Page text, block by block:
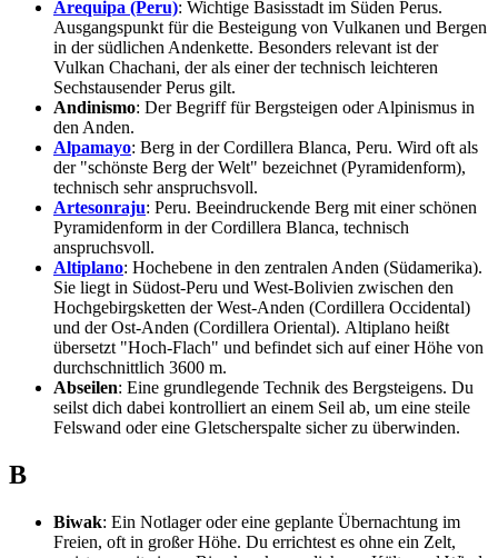
Arequipa (Peru): Wichtige Basisstadt im Süden Perus.
Ausgangspunkt für die Besteigung von Vulkanen und Bergen
in der südlichen Andenkette. Besonders relevant ist der
Vulkan Chachani, der als einer der technisch leichteren
Sechstausender Perus gilt.
Andinismo: Der Begriff für Bergsteigen oder Alpinismus in
den Anden.
Alpamayo: Berg in der Cordillera Blanca, Peru. Wird oft als
der "schönste Berg der Welt" bezeichnet (Pyramidenform),
technisch sehr anspruchsvoll.
Artesonraju: Peru. Beeindruckende Berg mit einer schönen
Pyramidenform in der Cordillera Blanca, technisch
anspruchsvoll.
Altiplano: Hochebene in den zentralen Anden (Südamerika).
Sie liegt in Südost-Peru und West-Bolivien zwischen den
Hochgebirgsketten der West-Anden (Cordillera Occidental)
und der Ost-Anden (Cordillera Oriental). Altiplano heißt
übersetzt "Hoch-Flach" und befindet sich auf einer Höhe von
durchschnittlich 3600 m.
Abseilen: Eine grundlegende Technik des Bergsteigens. Du
seilst dich dabei kontrolliert an einem Seil ab, um eine steile
Felswand oder eine Gletscherspalte sicher zu überwinden.
B
Biwak: Ein Notlager oder eine geplante Übernachtung im
Freien, oft in großer Höhe. Du errichtest es ohne ein Zelt,